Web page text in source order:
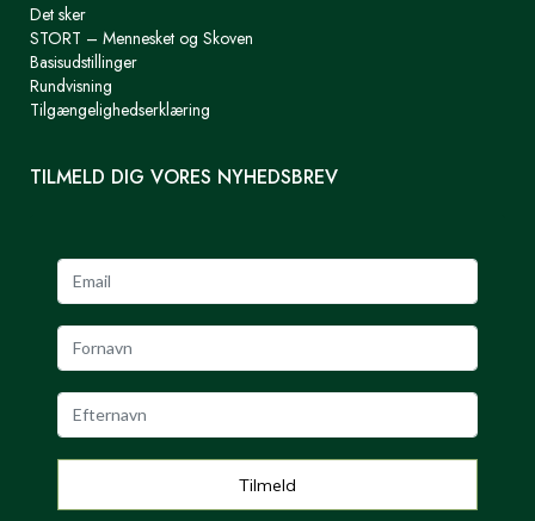
Det sker
STORT – Mennesket og Skoven
Basisudstillinger
Rundvisning
Tilgængelighedserklæring
TILMELD DIG VORES NYHEDSBREV